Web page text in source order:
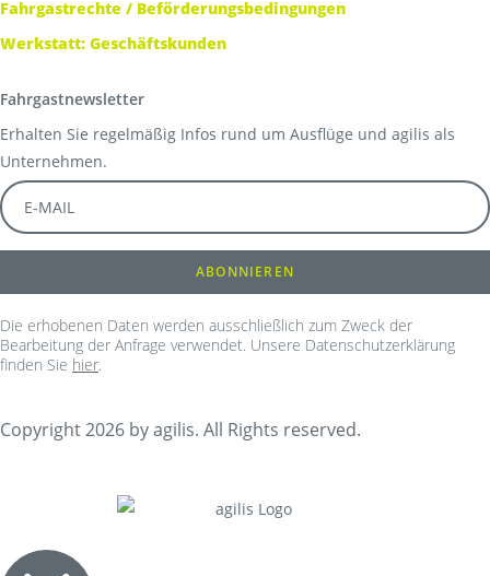
Fahrgastrechte / Beförderungsbedingungen
Werkstatt: Geschäftskunden
Fahrgastnewsletter
Erhalten Sie regelmäßig Infos rund um Ausflüge und agilis als
Unternehmen.
Die erhobenen Daten werden ausschließlich zum Zweck der
Bearbeitung der Anfrage verwendet. Unsere Datenschutzerklärung
finden Sie hier.
Copyright 2026 by agilis. All Rights reserved.